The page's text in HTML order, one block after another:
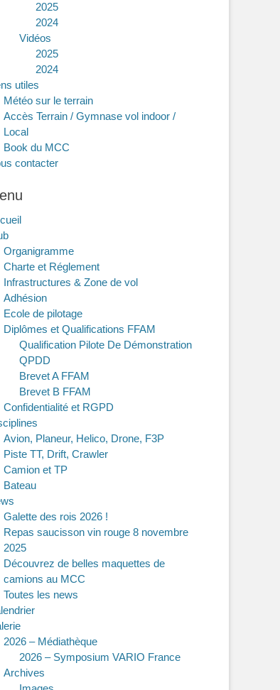
2025
2024
Vidéos
2025
2024
utiles
Météo sur le terrain
Accès Terrain / Gymnase vol indoor /
Local
Book du MCC
contacter
Organigramme
Charte et Réglement
Infrastructures & Zone de vol
Adhésion
Ecole de pilotage
Diplômes et Qualifications FFAM
Qualification Pilote De Démonstration
QPDD
Brevet A FFAM
Brevet B FFAM
Confidentialité et RGPD
Avion, Planeur, Helico, Drone, F3P
Piste TT, Drift, Crawler
Camion et TP
Bateau
Galette des rois 2026 !
Repas saucisson vin rouge 8 novembre
2025
Découvrez de belles maquettes de
camions au MCC
Toutes les news
2026 – Médiathèque
2026 – Symposium VARIO France
Archives